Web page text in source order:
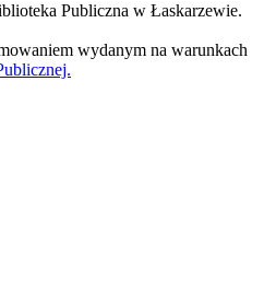
Publiczna w Łaskarzewie.
wydanym na warunkach